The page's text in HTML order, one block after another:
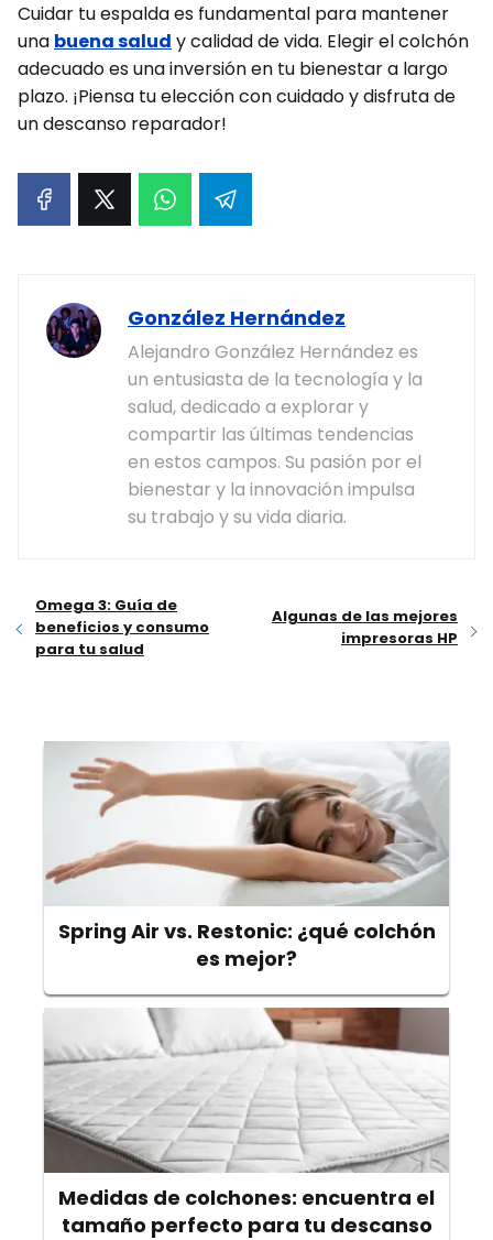
Cuidar tu espalda es fundamental para mantener
una buena salud y calidad de vida. Elegir el colchón
adecuado es una inversión en tu bienestar a largo
plazo. ¡Piensa tu elección con cuidado y disfruta de
un descanso reparador!
González Hernández
Alejandro González Hernández es
un entusiasta de la tecnología y la
salud, dedicado a explorar y
compartir las últimas tendencias
en estos campos. Su pasión por el
bienestar y la innovación impulsa
su trabajo y su vida diaria.
Omega 3: Guía de
beneficios y consumo
para tu salud
Algunas de las mejores
impresoras HP
Spring Air vs. Restonic: ¿qué colchón
es mejor?
Medidas de colchones: encuentra el
tamaño perfecto para tu descanso